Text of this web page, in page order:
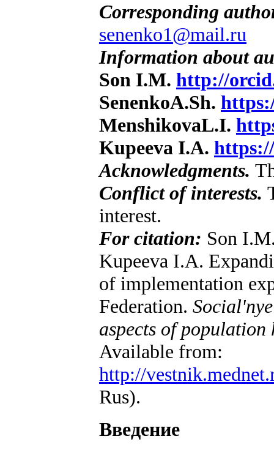
Corresponding
senenko1@mail.ru
Information about
Son I.M. http://
SenenkoA.Sh.
MenshikovaL.I.
Kupeeva I.A.
Acknowledgments.
Conflict of interests.
interest.
For citation: Son
Kupeeva I.A.
of implementation
Federation.
aspects of population
Available from:
http://
Rus).
Введение